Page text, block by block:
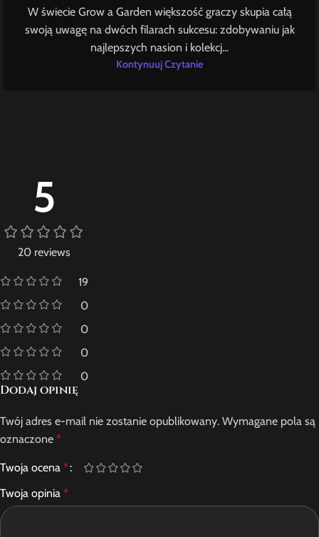
W świecie Grow a Garden większość graczy skupia całą
swoją uwagę na dwóch filarach sukcesu: zdobywaniu jak
najlepszych nasion i kolekcj...
Kontynuuj Czytanie
5
20 reviews
19
0
0
0
0
Dodaj opinię
Twój adres e-mail nie zostanie opublikowany. Wymagane pola są
oznaczone *
Twoja ocena *
Twoja opinia *